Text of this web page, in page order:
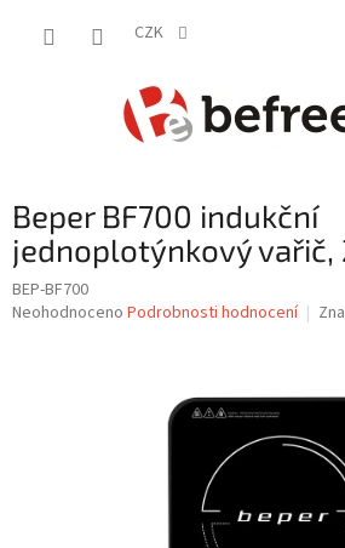
CZK
Beper BF700 indukční
jednoplotýnkový vařič,
BEP-BF700
Průměrné
Neohodnoceno Podrobnosti hodnocení